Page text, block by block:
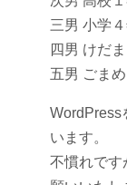
三男 小学
四男 けだ
五男 ごま
WordPress
います。
不慣れです